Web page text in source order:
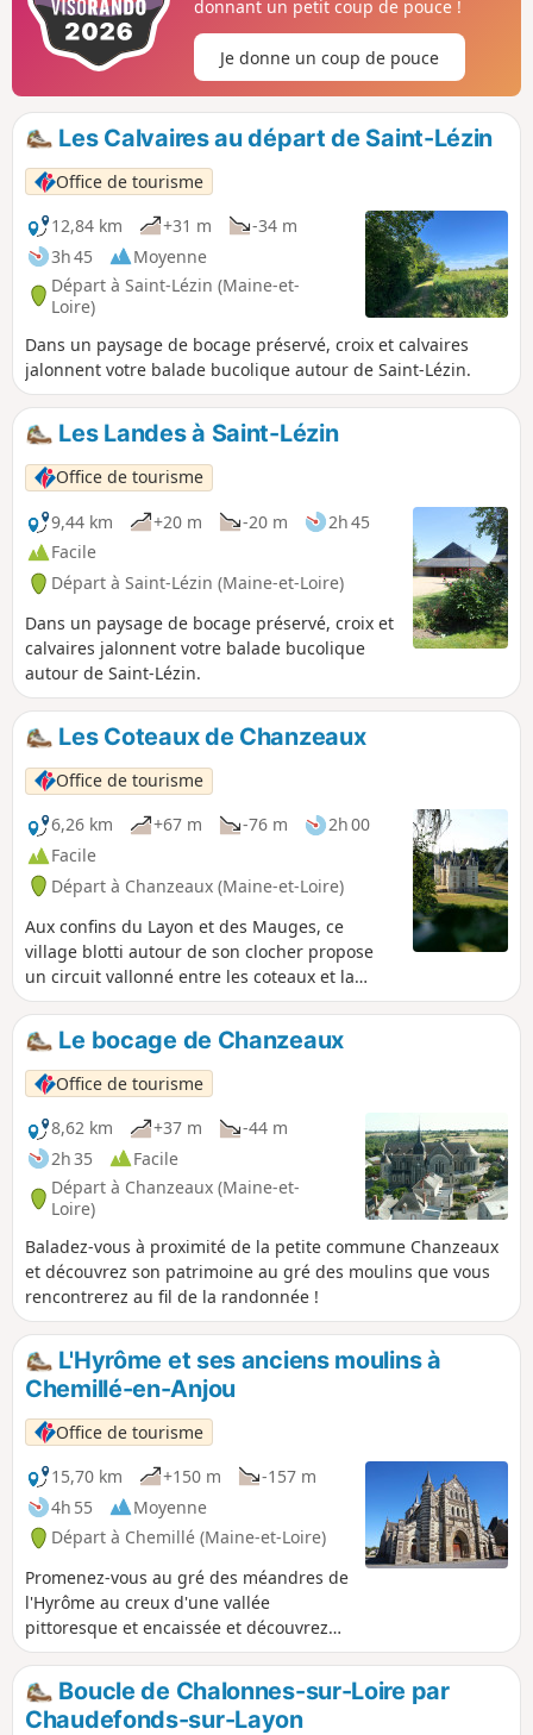
donnant un petit coup de pouce !
Je donne un coup de pouce
Les Calvaires au départ de Saint-Lézin
Office de tourisme
12,84 km
+31 m
-34 m
3h 45
Moyenne
Départ à Saint-Lézin (Maine-et-
Loire)
Dans un paysage de bocage préservé, croix et calvaires
jalonnent votre balade bucolique autour de Saint-Lézin.
Les Landes à Saint-Lézin
Office de tourisme
9,44 km
+20 m -20 m
2h 45
Facile
Départ à Saint-Lézin (Maine-et-Loire)
Dans un paysage de bocage préservé, croix et
calvaires jalonnent votre balade bucolique
autour de Saint-Lézin.
Les Coteaux de Chanzeaux
Office de tourisme
6,26 km
+67 m -76 m
2h 00
Facile
Départ à Chanzeaux (Maine-et-Loire)
Aux confins du Layon et des Mauges, ce
village blotti autour de son clocher propose
un circuit vallonné entre les coteaux et la
vallée de l'Hyrôme. Randonnée familiale au
départ de Chanzeaux.
Le bocage de Chanzeaux
Office de tourisme
8,62 km
+37 m
-44 m
2h 35
Facile
Départ à Chanzeaux (Maine-et-
Loire)
Baladez-vous à proximité de la petite commune Chanzeaux
et découvrez son patrimoine au gré des moulins que vous
rencontrerez au fil de la randonnée !
L'Hyrôme et ses anciens moulins à
Chemillé-en-Anjou
Office de tourisme
15,70 km
+150 m
-157 m
4h 55
Moyenne
Départ à Chemillé (Maine-et-Loire)
Promenez-vous au gré des méandres de
l'Hyrôme au creux d'une vallée
pittoresque et encaissée et découvrez
les vestiges des nombreux moulins qui
jalonnent ce sentier. Une randonnée
idéale pour mêler patrimoine et nature !
Boucle de Chalonnes-sur-Loire par
Chaudefonds-sur-Layon